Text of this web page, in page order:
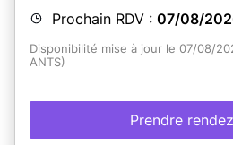
En savoir
Prochain RDV : 07/08/
Disponibilité mise à jour le 07/08/
ANTS)
Prendre